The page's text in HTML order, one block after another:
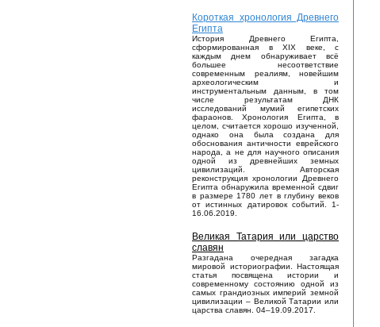
Короткая хронология Древнего
Египта
История Древнего Египта,
сформированная в XIX веке, с
каждым днем обнаруживает всё
большее несоответствие
современным реалиям, новейшим
археологическим и
инструментальным данным, в том
числе результатам ДНК
исследований мумий египетских
фараонов. Хронология Египта, в
целом, считается хорошо изученной,
однако она была создана для
обоснования античности еврейского
народа, а не для научного описания
одной из древнейших земных
цивилизаций. Авторская
реконструкция хронологии Древнего
Египта обнаружила временной сдвиг
в размере 1780 лет в глубину веков
от истинных датировок событий. 1-
16.06.2019.
Великая Татария или царство
славян
Разгадана очередная загадка
мировой историографии. Настоящая
статья посвящена истории и
современному состоянию одной из
самых грандиозных империй земной
цивилизации – Великой Татарии или
царства славян. 04–19.09.2017.